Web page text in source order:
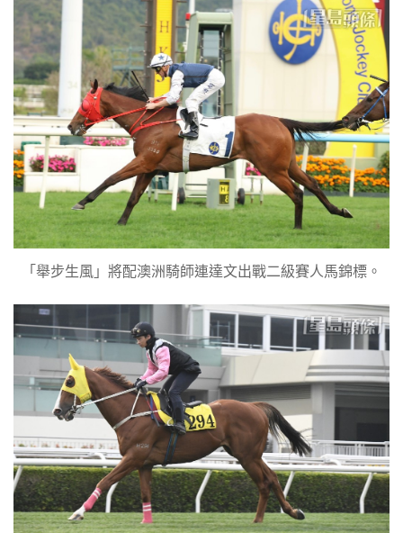
「舉步生風」將配澳洲騎師連達文出戰二級賽人馬錦標。